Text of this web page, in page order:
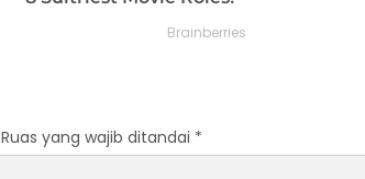
Ruas yang wajib ditandai *